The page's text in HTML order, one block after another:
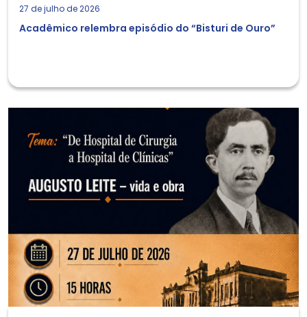
27 de julho de 2026
Acadêmico relembra episódio do “Bisturi de Ouro”